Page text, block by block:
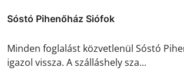
Sóstó Pihenőház Siófok
Minden foglalást közvetlenül Sóstó
igazol vissza. A szálláshely sza...